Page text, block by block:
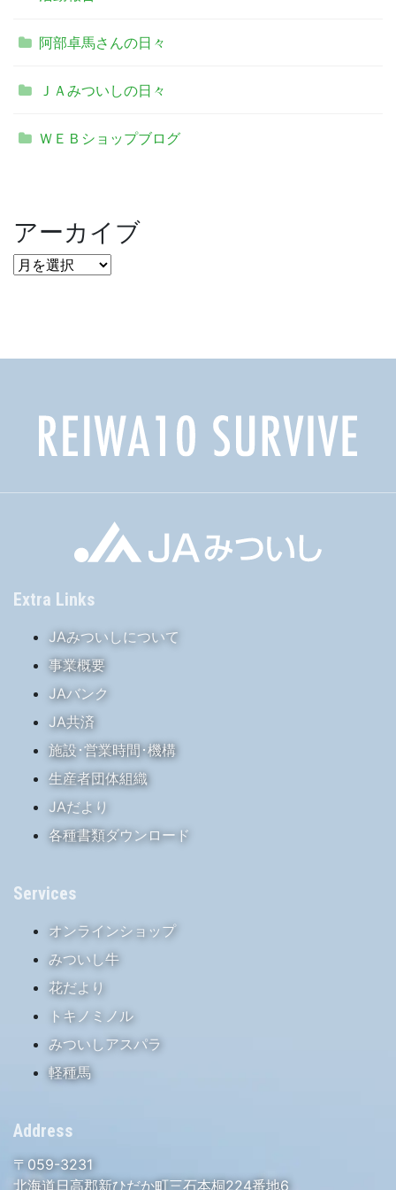
阿部卓馬さんの日々
ＪＡみついしの日々
ＷＥＢショップブログ
アーカイブ
ア
Extra Links
JAみついしについて
事業概要
JAバンク
JA共済
施設･営業時間･機構
生産者団体組織
JAだより
各種書類ダウンロード
Services
オンラインショップ
みついし牛
花だより
トキノミノル
みついしアスパラ
軽種馬
Address
〒059-3231
北海道日高郡新ひだか町三石本桐224番地6